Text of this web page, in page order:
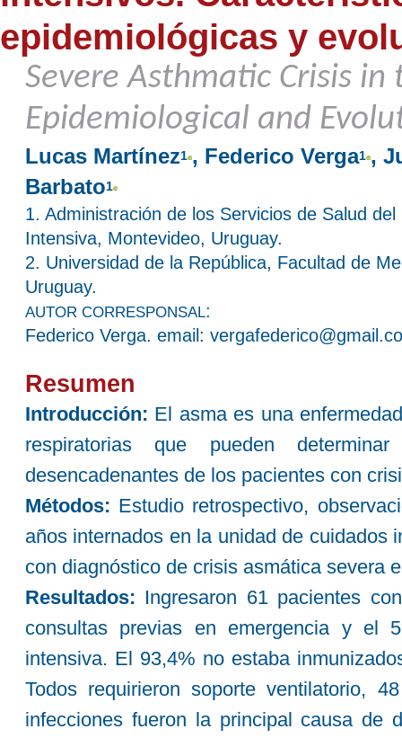
epidemiológicas y
Severe Asthmatic Crisis
Epidemiological and
Lucas Martínez1 , Federico Verga1 ,
Barbato1
1. Administración de los Servicios de Salud
Intensiva, Montevideo, Uruguay.
2. Universidad de la República, Facultad de
Uruguay.
AUTOR CORRESPONSAL:
Federico Verga. email:
Resumen
Introducción: El asma es una
respiratorias que pueden
desencadenantes de los pacientes con
Métodos: Estudio retrospectivo,
años internados en la unidad de cuidados
con diagnóstico de crisis asmática severa
Resultados: Ingresaron 61 pacientes
consultas previas en emergencia y el
intensiva. El 93,4% no estaba
Todos requirieron soporte ventilatorio,
infecciones fueron la principal causa de